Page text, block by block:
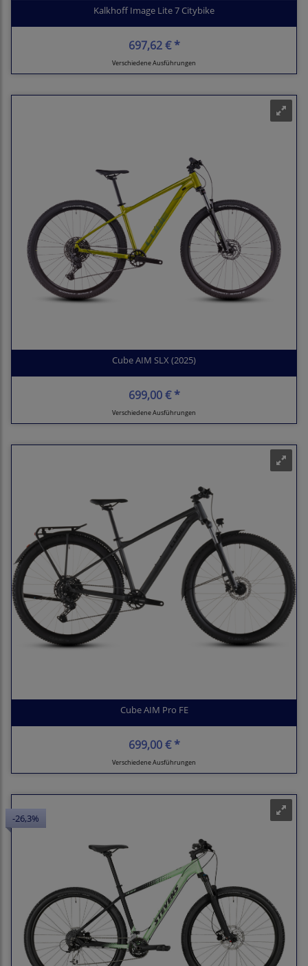
Kalkhoff Image Lite 7 Citybike
697,62 € *
Verschiedene Ausführungen
Cube AIM SLX (2025)
699,00 € *
Verschiedene Ausführungen
Cube AIM Pro FE
699,00 € *
Verschiedene Ausführungen
-26,3%